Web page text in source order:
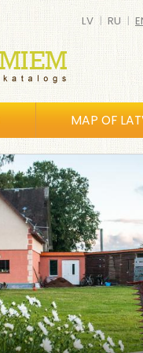
LV | RU |
MAP OF